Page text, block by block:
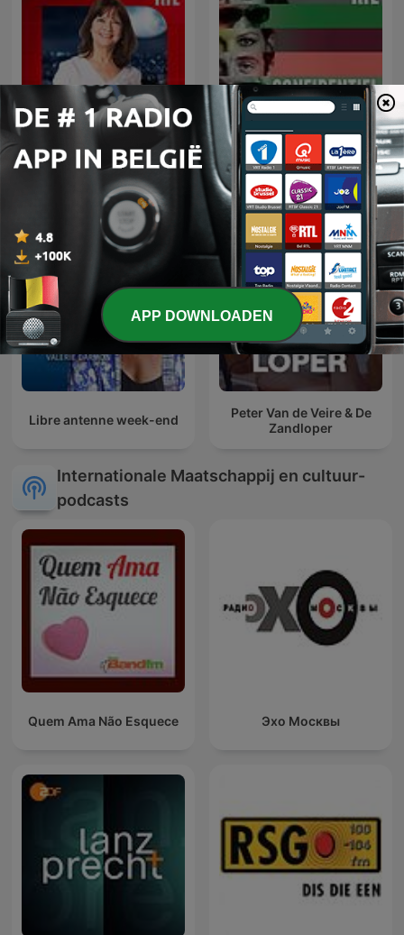
Parlons-nous Confidentiel
Libre antenne week-end
Peter Van de Veire & De
Zandloper
Internationale Maatschappij en cultuur-
podcasts
Quem Ama Não Esquece Эхо Москвы
APP DOWNLOADEN